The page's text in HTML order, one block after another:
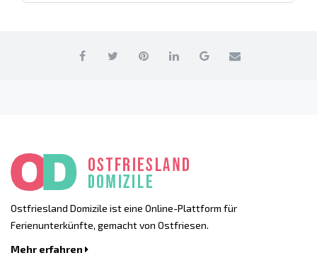
Ostfriesland Domizile ist eine Online-Plattform für
Ferienunterkünfte, gemacht von Ostfriesen.
Mehr erfahren